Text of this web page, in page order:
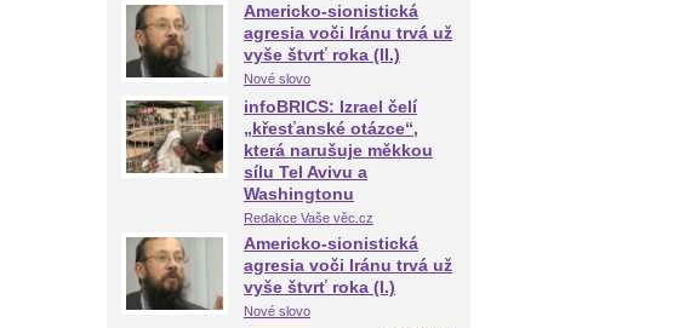
Americko-sionistická
agresia voči Iránu trvá už
vyše štvrť roka (II.)
Nové slovo
infoBRICS: Izrael čelí
„křesťanské otázce“,
která narušuje měkkou
sílu Tel Avivu a
Washingtonu
Redakce Vaše věc.cz
Americko-sionistická
agresia voči Iránu trvá už
vyše štvrť roka (I.)
Nové slovo